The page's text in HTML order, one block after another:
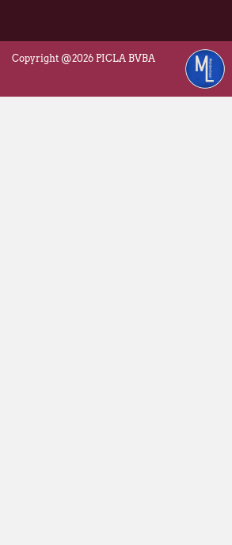
Copyright @2026 PICLA BVBA